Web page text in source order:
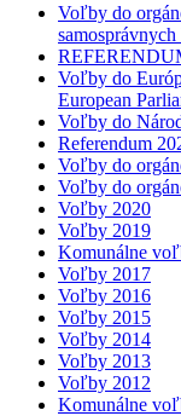
Voľby do
Voľby do
European
Voľby do
Referendum
Voľby do
Voľby do
Voľby 2020
Voľby 2019
Komunálne
Voľby 2017
Voľby 2016
Voľby 2015
Voľby 2014
Voľby 2013
Voľby 2012
Komunálne